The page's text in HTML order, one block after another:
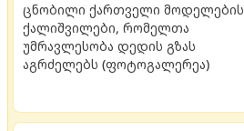
ცნობილი ქართველი მოდელების
ქალიშვილები, რომელთა
უმრავლესობა დედის გზას
აგრძელებს (ფოტოგალერეა)